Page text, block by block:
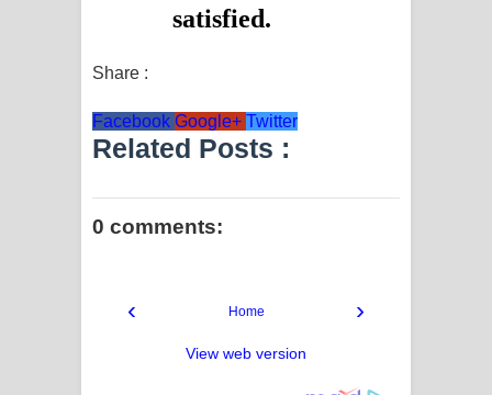
Share :
Facebook Google+ Twitter
Related Posts :
0 comments:
‹ ›
Home
View web version